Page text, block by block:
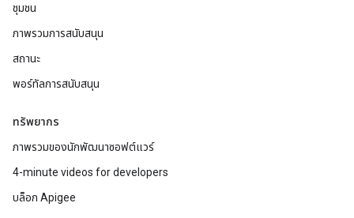
ชุมชน
ภาพรวมการสนับสนุน
สถานะ
พอร์ทัลการสนับสนุน
ทรัพยากร
ภาพรวมของนักพัฒนาซอฟต์แวร์
4-minute videos for developers
บล็อก Apigee